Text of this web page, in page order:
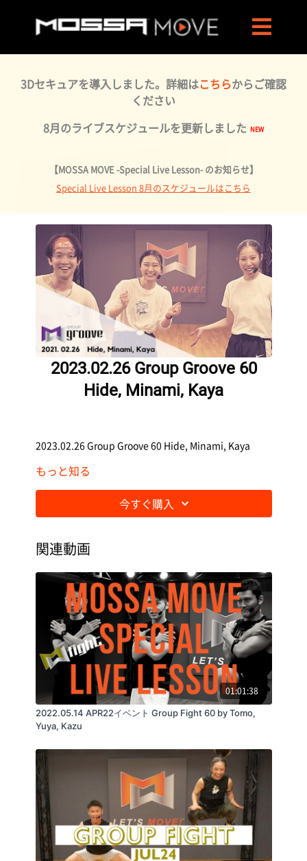
3Dセキュアを導入しました。詳細はこちらからご確認
ください
8月のライブスケジュールを更新しました
【MOSSA MOVE -Special Live Lesson- のお知らせ】
Special Live Lesson 8月のスケジュールはこちら
2023.02.26 Group Groove 60
Hide, Minami, Kaya
2023.02.26 Group Groove 60 Hide, Minami, Kaya
もっと知る
今すぐ購入
関連動画
01:01:38
2022.05.14 APR22イベント Group Fight 60 by Tomo,
Yuya, Kazu